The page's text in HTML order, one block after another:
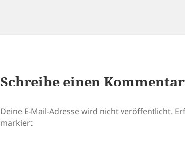
Schreibe einen Kommentar
Deine E-Mail-Adresse wird nicht veröffentlicht.
markiert